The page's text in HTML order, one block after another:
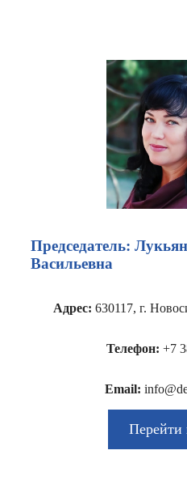
Председатель:
Васильевна
Адрес: 630117, г.
Телефон: +7
Email:
Перейти